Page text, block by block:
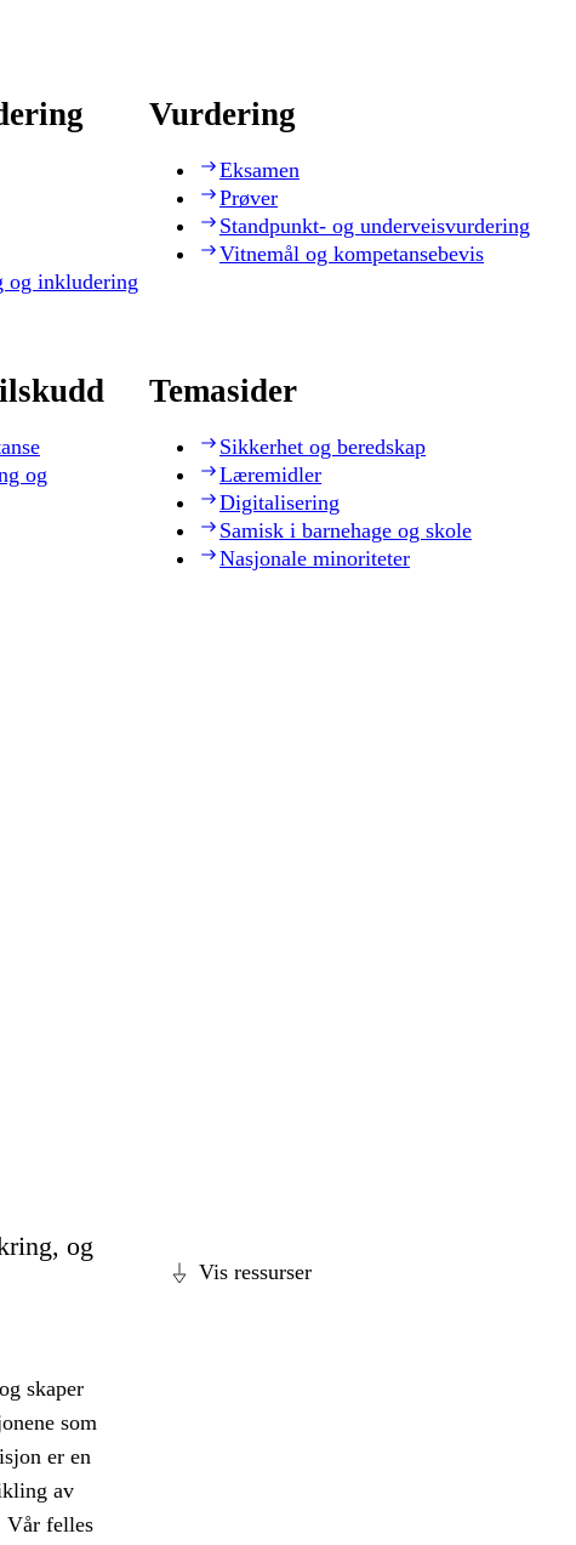
og inkludering
Vurdering
Eksamen
Prøver
Standpunkt- og underveisvurdering
Vitnemål og kompetansebevis
og
Temasider
Sikkerhet og beredskap
Læremidler
Digitalisering
Samisk i barnehage og skole
Nasjonale minoriteter
Vis ressurser
og
skaper
som
er en
av
Vår felles